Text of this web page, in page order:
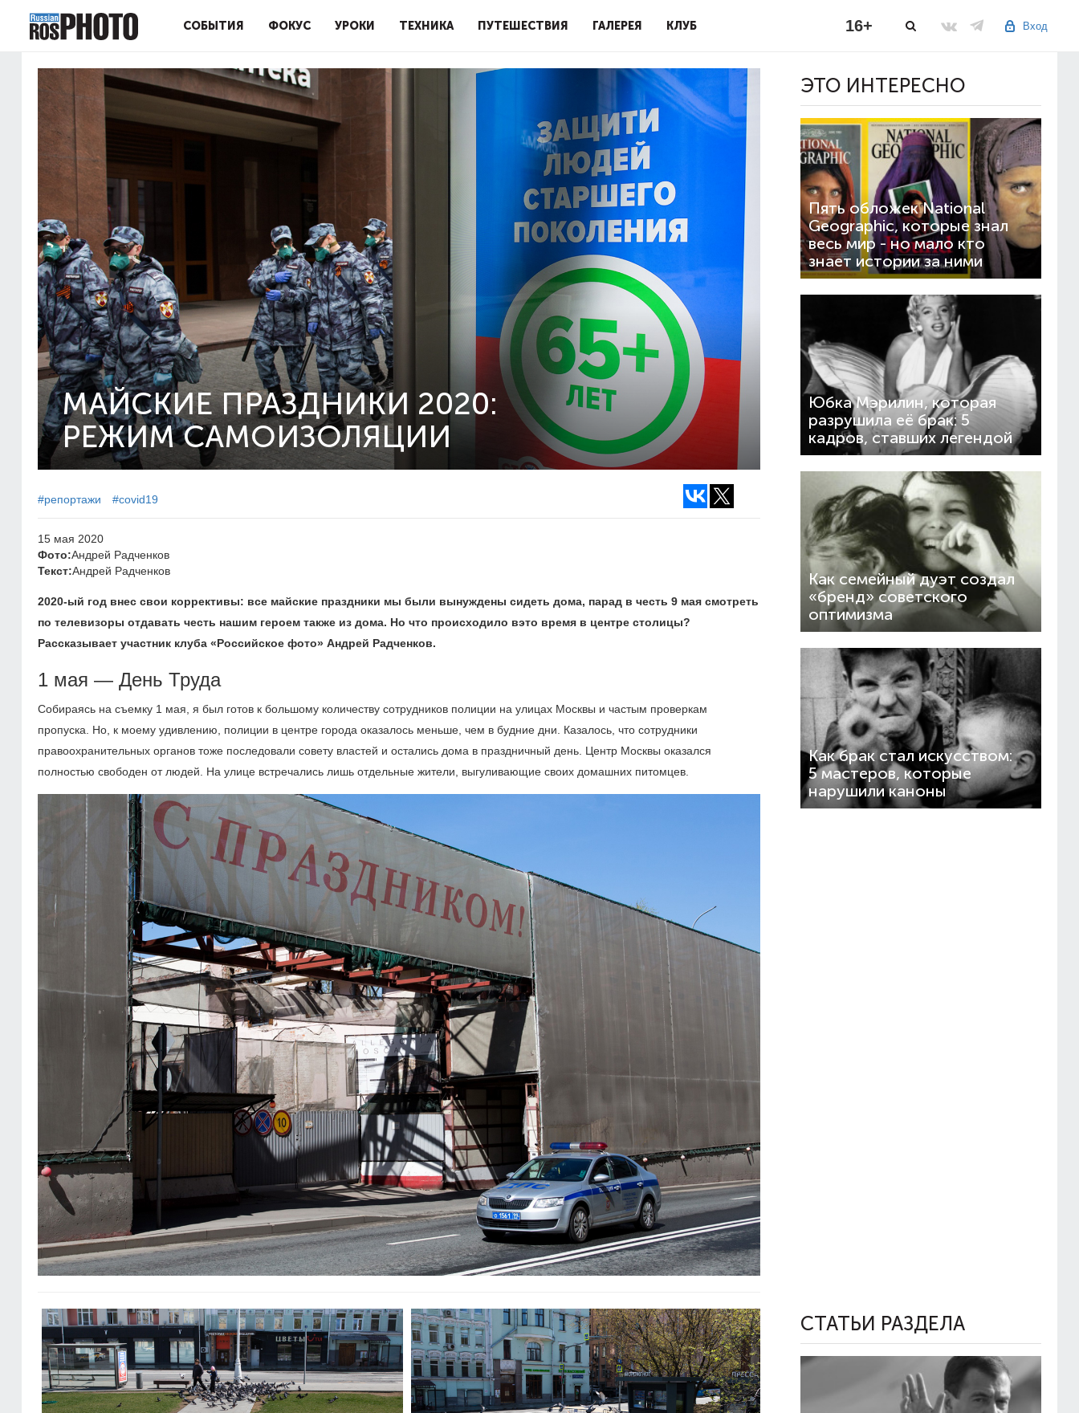
СОБЫТИЯ ФОКУС УРОКИ ТЕХНИКА ПУТЕШЕСТВИЯ ГАЛЕРЕЯ КЛУБ Вход
16+
МАЙСКИЕ ПРАЗДНИКИ 2020:
РЕЖИМ САМОИЗОЛЯЦИИ
#репортажи #covid19
15 мая 2020
Фото:Андрей Радченков
Текст:Андрей Радченков
2020-ый год внес свои коррективы: все майские праздники мы были вынуждены сидеть дома, парад в честь 9 мая смотреть
по телевизоры отдавать честь нашим героем также из дома. Но что происходило вэто время в центре столицы?
Рассказывает участник клуба «Российское фото» Андрей Радченков.
1 мая — День Труда
Собираясь на съемку 1 мая, я был готов к большому количеству сотрудников полиции на улицах Москвы и частым проверкам
пропуска. Но, к моему удивлению, полиции в центре города оказалось меньше, чем в будние дни. Казалось, что сотрудники
правоохранительных органов тоже последовали совету властей и остались дома в праздничный день. Центр Москвы оказался
полностью свободен от людей. На улице встречались лишь отдельные жители, выгуливающие своих домашних питомцев.
ЭТО ИНТЕРЕСНО
Пять обложек National
Geographic, которые знал
весь мир - но мало кто
знает истории за ними
Юбка Мэрилин, которая
разрушила её брак: 5
кадров, ставших легендой
Как семейный дуэт создал
«бренд» советского
оптимизма
Как брак стал искусством:
5 мастеров, которые
нарушили каноны
СТАТЬИ РАЗДЕЛА